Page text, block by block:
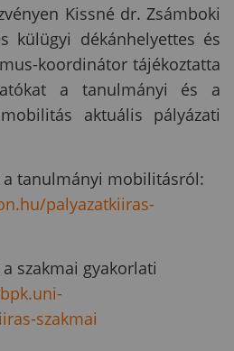
Kissné dr. Zsámboki
külügyi dékánhelyettes és
koordinátor tájékoztatta
a tanulmányi és a
aktuális pályázati
tanulmányi mobilitásról:
palyazatkiiras-
szakmai gyakorlati
szakmai